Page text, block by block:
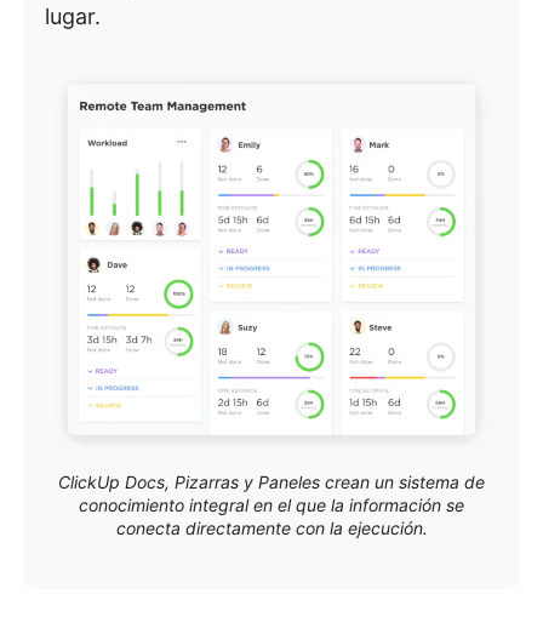
lugar.
ClickUp Docs, Pizarras y Paneles crean un sistema de
conocimiento integral en el que la información se
conecta directamente con la ejecución.